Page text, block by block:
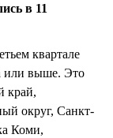
в 11
квартале
или выше. Это
край,
округ, Санкт-
Коми,